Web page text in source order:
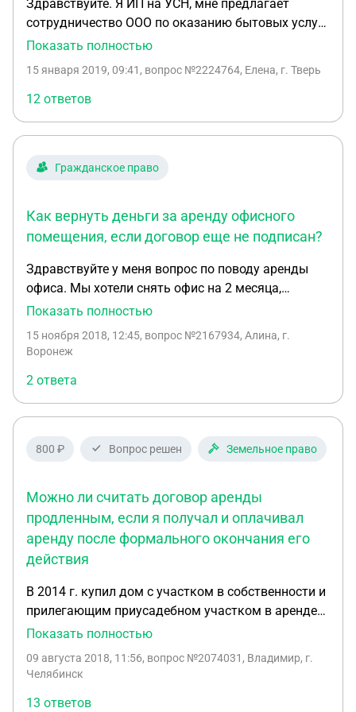
того, что эти 10 тысяч были потрачены в ремонт,
а не от жадности, а бегать и доказывать, что этот
ремонт сделали мы, я уж точно не собираюсь.
Меня интересует конкретно юридическая сила
Здравствуйте. Я ИП на УСН, мне предлагает
сотрудничество ООО по оказанию бытовых услуг
населению в его помещении (печать фото,
заправка картриджей, ремонт принтеров) без
договора субаренды. Какой договор можно
заключить мне как ИП с ООО, чтобы я могла
официально установить свою онлайн-кассу в
субаренды? По договору аренды ООО не имеет
Показать полностью
15 января 2019, 09:41 , вопрос №2224764, Елена, г. Тверь
12 ответов
Гражданское право
Как вернуть деньги за аренду офисного
помещения, если договор еще не подписан?
Здравствуйте у меня вопрос по поводу аренды
офиса. Мы хотели снять офис на 2 месяца,
оплатили всю сумму, но когда стали вселяться,
невозможно. Договор об аренде я ещё не
Показать полностью
15 ноября 2018, 12:45, вопрос №2167934, Алина, г.
Воронеж
2 ответа
800 ₽ Вопрос решен Земельное право
Можно ли считать договор аренды
продленным, если я получал и оплачивал
аренду после формального окончания его
действия
В 2014 г. купил дом с участком в собственности и
прилегающим приусадебном участком в аренде
(договор аренды от 13,09,13 по 13,0916).Все
требований аренды были оформлены и прошли
срока аренды пришел в земельный комитет по
Показать полностью
09 августа 2018, 11:56, вопрос №2074031, Владимир, г.
Челябинск
13 ответов